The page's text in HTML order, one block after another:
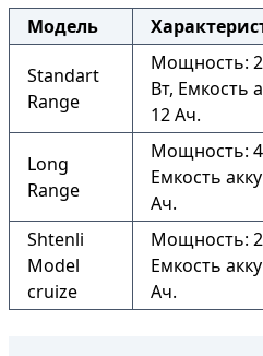
Модель
Standart
Range
Мощность:
Вт, Емкость
12 Ач.
Long
Range
Мощность:
Емкость
Ач.
Shtenli
Model
cruize
Мощность:
Емкость
Ач.